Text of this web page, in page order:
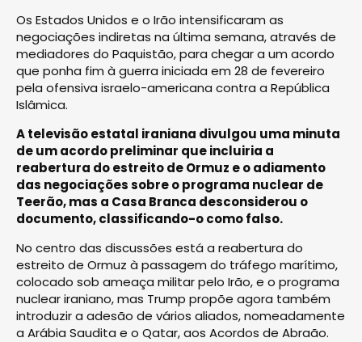
Os Estados Unidos e o Irão intensificaram as
negociações indiretas na última semana, através de
mediadores do Paquistão, para chegar a um acordo
que ponha fim à guerra iniciada em 28 de fevereiro
pela ofensiva israelo-americana contra a República
Islâmica.
A televisão estatal iraniana divulgou uma minuta
de um acordo preliminar que incluiria a
reabertura do estreito de Ormuz e o adiamento
das negociações sobre o programa nuclear de
Teerão, mas a Casa Branca desconsiderou o
documento, classificando-o como falso.
No centro das discussões está a reabertura do
estreito de Ormuz à passagem do tráfego marítimo,
colocado sob ameaça militar pelo Irão, e o programa
nuclear iraniano, mas Trump propõe agora também
introduzir a adesão de vários aliados, nomeadamente
a Arábia Saudita e o Qatar, aos Acordos de Abraão.